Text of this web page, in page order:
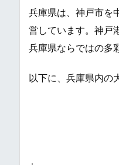
兵庫県は、神戸市を
営しています。神戸
兵庫県ならではの多
以下に、兵庫県内の